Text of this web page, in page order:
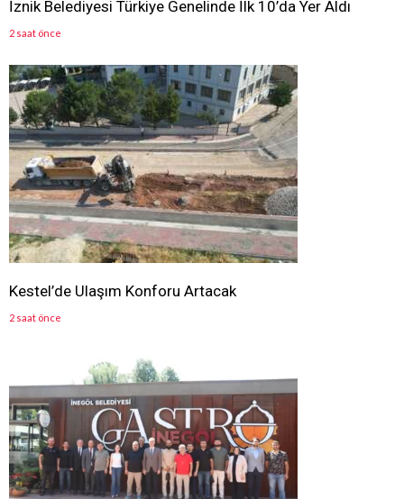
İznik Belediyesi Türkiye Genelinde İlk 10’da Yer Aldı
2 saat önce
Kestel’de Ulaşım Konforu Artacak
2 saat önce